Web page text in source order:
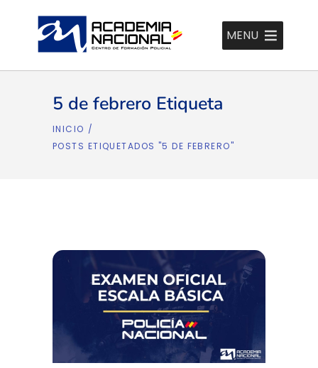
MENU
5 de febrero Etiqueta
INICIO /
POSTS ETIQUETADOS "5 DE FEBRERO"